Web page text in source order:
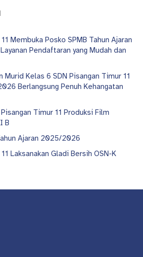
Membuka Posko SPMB Tahun Ajaran
Pendaftaran yang Mudah dan
Murid Kelas 6 SDN Pisangan Timur 11
Berlangsung Penuh Kehangatan
Timur 11 Produksi Film
B
Ajaran 2025/2026
Laksanakan Gladi Bersih OSN-K